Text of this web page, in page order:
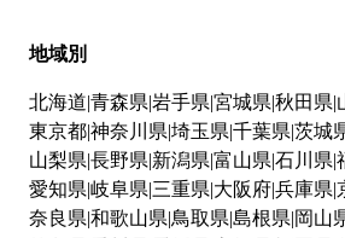
地域別
北海道 青森県 岩手県 宮城県 秋田県
東京都神奈川県 埼玉県 千葉県 茨城
山梨県 長野県 新潟県 富山県 石川県
愛知県 岐阜県 三重県 大阪府兵庫県
奈良県 和歌山県 鳥取県 島根県 岡山